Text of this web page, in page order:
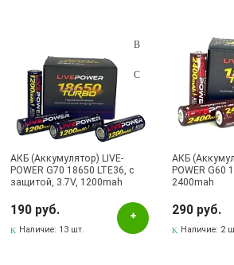
АКБ (Аккумулятор) LIVE-
POWER G70 18650 LTE36, с
защитой, 3.7V, 1200mah
190 руб.
Наличие: 13 шт.
АКБ
POWER G60
2400mah
290 руб.
Наличие: 2